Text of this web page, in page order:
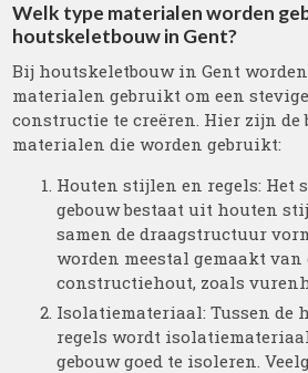
Welk type materialen worden
houtskeletbouw in Gent?
Bij houtskeletbouw in Gent
materialen gebruikt om een
constructie te creëren. Hier zijn
materialen die worden gebruikt:
Houten stijlen en regels: Het
gebouw bestaat uit houten
samen de draagstructuur
worden meestal gemaakt
constructiehout, zoals
Isolatiemateriaal: Tussen de
regels wordt
gebouw goed te isoleren.